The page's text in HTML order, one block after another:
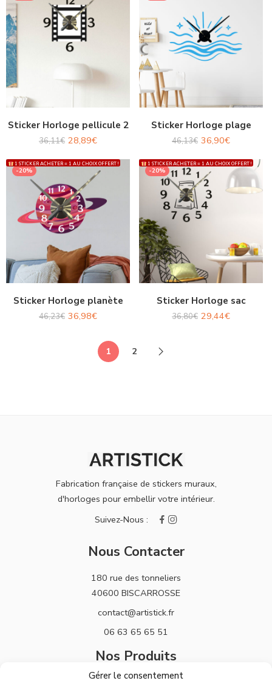
Gérer le consentement
Sticker Horloge pellicule 2
36,11€ 28,89€
Sticker Horloge plage
46,13€ 36,90€
1 STICKER ACHETER = 1 AU CHOIX OFFERT !
-20%
Sticker Horloge planète
46,23€ 36,98€
1 STICKER ACHETER = 1 AU CHOIX OFFERT !
-20%
Sticker Horloge sac
36,80€ 29,44€
1 2
Fabrication française de stickers muraux,
d'horloges pour embellir votre intérieur.
Nous Contacter
180 rue des tonneliers
40600 BISCARROSSE
contact@artistick.fr
06 63 65 65 51
Nos Produits
Stickers